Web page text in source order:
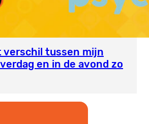
verschil tussen mijn
en in de avond zo